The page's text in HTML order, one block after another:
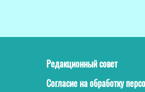
Редакционный совет
Согласие на обработку